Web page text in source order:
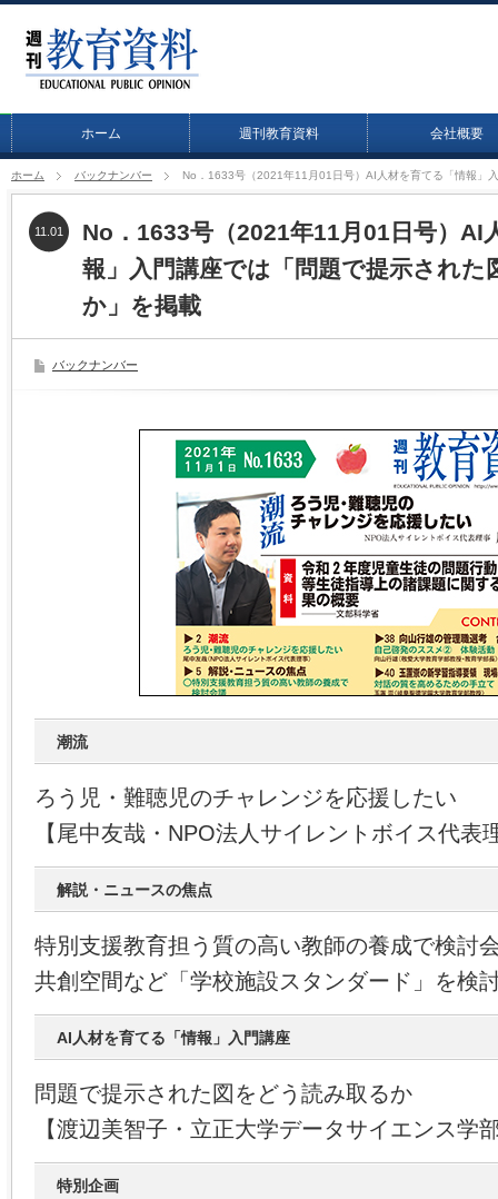
ホーム 週刊教育資料 会社概要
ホーム バックナンバー No．1633号（2021年11月01日号）AI人材を育てる「情報」
No．1633号（2021年11月01日号）AI
報」入門講座では「問題で提示された
か」を掲載
11.01
バックナンバー
潮流
ろう児・難聴児のチャレンジを応援したい
【尾中友哉・NPO法人サイレントボイス代表
解説・ニュースの焦点
特別支援教育担う質の高い教師の養成で検討
共創空間など「学校施設スタンダード」を検
AI人材を育てる「情報」入門講座
問題で提示された図をどう読み取るか
【渡辺美智子・立正大学データサイエンス学
特別企画